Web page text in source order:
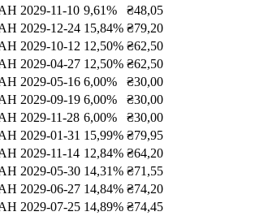
2029-11-10 9,61% ₴48,05
2029-12-24 15,84% ₴79,20
2029-10-12 12,50% ₴62,50
2029-04-27 12,50% ₴62,50
2029-05-16 6,00% ₴30,00
2029-09-19 6,00% ₴30,00
2029-11-28 6,00% ₴30,00
2029-01-31 15,99% ₴79,95
2029-11-14 12,84% ₴64,20
2029-05-30 14,31% ₴71,55
2029-06-27 14,84% ₴74,20
2029-07-25 14,89% ₴74,45